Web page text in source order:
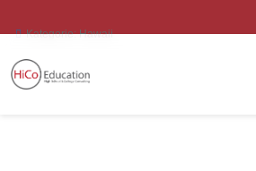
Kategorie:Hawaii